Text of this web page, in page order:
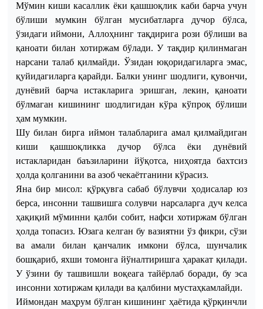
Мўмин киши касаллик ёки қашшоқлик каби барча учун
бўлиши мумкин бўлган мусибатларга дучор бўлса,
ўзидаги иймони, Аллоҳнинг тақдирига рози бўлиши ва
қаноати билан хотиржам бўлади. У тақдир қилинмаган
нарсани талаб қилмайди. Ўзидан юқоридагиларга эмас,
қуйидагиларга қарайди. Балки унинг шодлиги, қувончи,
дунёвий барча истакларига эришган, лекин, қаноати
бўлмаган кишининг шодлигидан кўра кўпроқ бўлиши
ҳам мумкин.
Шу билан бирга иймон талабларига амал қилмайдиган
киши қашшоқликка дучор бўлса ёки дунёвий
истакларидан баъзиларини йўқотса, ниҳоятда бахтсиз
ҳолда қолганини ва азоб чекаётганини кўрасиз.
Яна бир мисол: қўрқувга сабаб бўлувчи ҳодисалар юз
берса, инсонни ташвишга солувчи нарсаларга дуч келса
ҳақиқий мўминни қалби собит, нафси хотиржам бўлган
ҳолда топасиз. Юзага келган бу вазиятни ўз фикри, сўзи
ва амали билан қанчалик имкони бўлса, шунчалик
бошқариб, яхши томонга йўналтиришга ҳаракат қилади.
У ўзини бу ташвишли воқеага тайёрлаб боради, бу эса
инсонни хотиржам қилади ва қалбини мустаҳкамлайди.
Иймондан маҳрум бўлган кишининг ҳаётида қўрқинчли